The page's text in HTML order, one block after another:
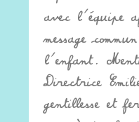
avec l’équipe
message
l’enfant.
Directrice
gentillesse et